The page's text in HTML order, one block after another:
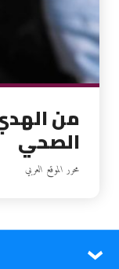
من
الصحي
محرر الموقع العربي